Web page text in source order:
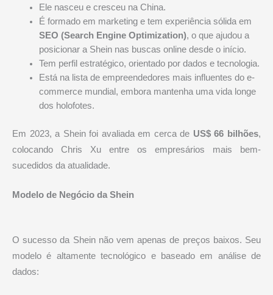
Ele nasceu e cresceu na China.
É formado em marketing e tem experiência sólida em
SEO (Search Engine Optimization), o que ajudou a
posicionar a Shein nas buscas online desde o início.
Tem perfil estratégico, orientado por dados e tecnologia.
Está na lista de empreendedores mais influentes do e-
commerce mundial, embora mantenha uma vida longe
dos holofotes.
Em 2023, a Shein foi avaliada em cerca de US$ 66 bilhões,
colocando Chris Xu entre os empresários mais bem-
sucedidos da atualidade.
Modelo de Negócio da Shein
O sucesso da Shein não vem apenas de preços baixos. Seu
modelo é altamente tecnológico e baseado em análise de
dados: